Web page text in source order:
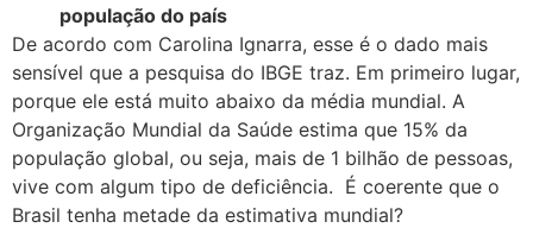
população do país
De acordo com Carolina Ignarra, esse é o dado mais
sensível que a pesquisa do IBGE traz. Em primeiro lugar,
porque ele está muito abaixo da média mundial. A
Organização Mundial da Saúde estima que 15% da
população global, ou seja, mais de 1 bilhão de pessoas,
vive com algum tipo de deficiência. É coerente que o
Brasil tenha metade da estimativa mundial?